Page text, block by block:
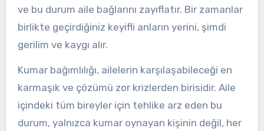
ve bu durum aile bağlarını zayıflatır. Bir zamanlar
birlikte geçirdiğiniz keyifli anların yerini, şimdi
gerilim ve kaygı alır.
Kumar bağımlılığı, ailelerin karşılaşabileceği en
karmaşık ve çözümü zor krizlerden birisidir. Aile
içindeki tüm bireyler için tehlike arz eden bu
durum, yalnızca kumar oynayan kişinin değil, her